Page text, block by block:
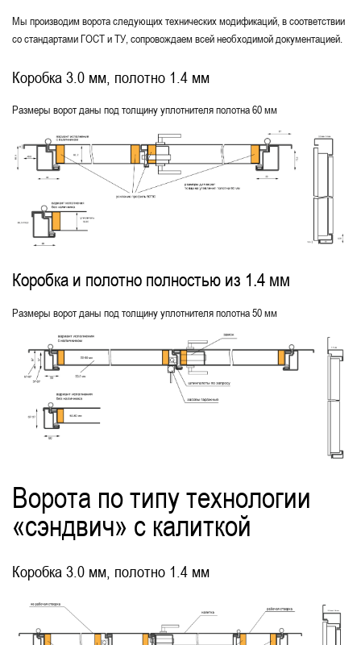
Мы производим ворота следующих технических модификаций, в соответствии
со стандартами ГОСТ и ТУ, сопровождаем всей необходимой документацией.
Коробка 3.0 мм, полотно 1.4 мм
Размеры ворот даны под толщину уплотнителя полотна 60 мм
Коробка и полотно полностью из 1.4 мм
Размеры ворот даны под толщину уплотнителя полотна 50 мм
Ворота по типу технологии
«сэндвич» с калиткой
Коробка 3.0 мм, полотно 1.4 мм